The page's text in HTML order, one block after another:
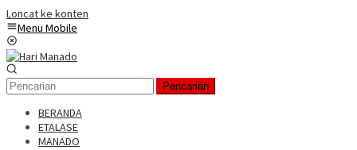
Loncat ke konten
Menu Mobile
Pencarian
BERANDA
ETALASE
MANADO